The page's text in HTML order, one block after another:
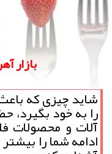
بازار
شاید چیزی که
را به خود
آلات و محصولات
ادامه شما را